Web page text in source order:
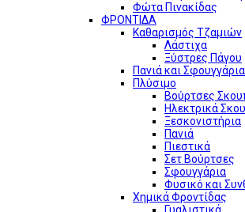
Φώτα Πινακίδας
ΦΡΟΝΤΙΔΑ
Καθαρισμός Τζαμιών
Λάστιχα
Ξύστρες Πάγου
Πανιά και Σφουγγάρια
Πλύσιμο
Βούρτσες
Ηλεκτρικά
Ξεσκονιστήρια
Πανιά
Πιεστικά
Σετ Βούρτσες
Σφουγγάρια
Φυσικό και
Χημικά Φροντίδας